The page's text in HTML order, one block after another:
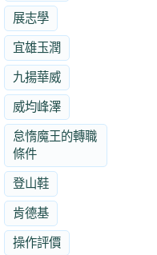
展志學
宜雄玉潤
九揚華威
威均峰澤
怠惰魔王的轉職
條件
登山鞋
肯德基
操作評價